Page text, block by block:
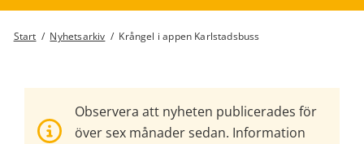
Start / Nyhetsarkiv / Krångel i appen Karlstadsbuss
Observera att nyheten publicerades för
över sex månader sedan. Information